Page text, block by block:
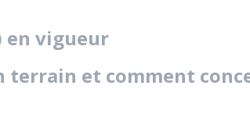
en vigueur
et comment